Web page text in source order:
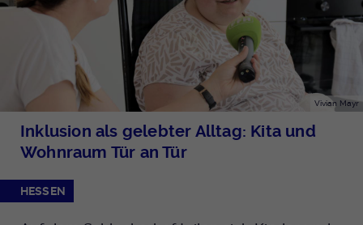
Vivian Mayr
Inklusion als gelebter Alltag: Kita und
Wohnraum Tür an Tür
HESSEN